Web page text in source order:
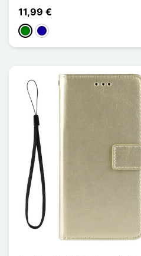
11,99 €
VerdeAzul Escuro